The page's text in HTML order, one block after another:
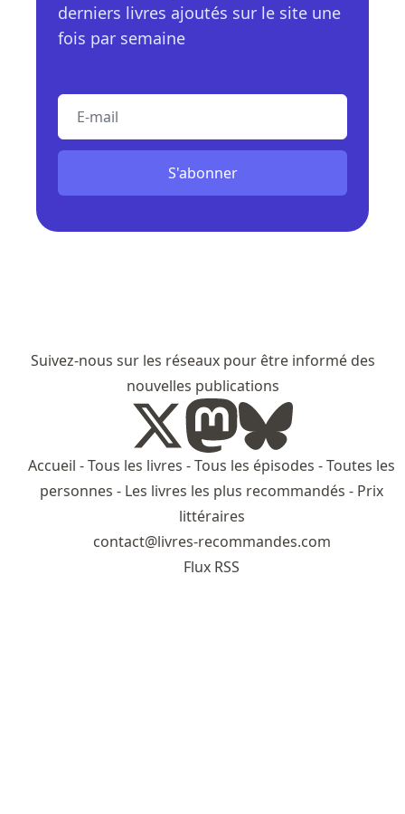
derniers livres ajoutés sur le site une
fois par semaine
E-mail
S'abonner
Suivez-nous sur les réseaux pour être informé des
nouvelles publications
Accueil -Tous les livres -Tous les épisodes -Toutes les
personnes - Les livres les plus recommandés - Prix
littéraires
contact@livres-recommandes.com
Flux RSS